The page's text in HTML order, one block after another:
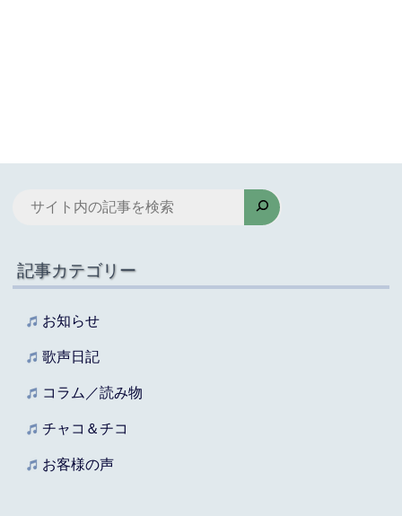
記事カテゴリー
お知らせ
歌声日記
コラム／読み物
チャコ＆チコ
お客様の声